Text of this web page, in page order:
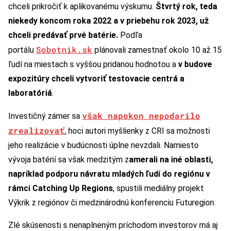
chceli prikročiť k aplikovanému výskumu. Štvrtý rok, teda
niekedy koncom roka 2022 a v priebehu rok 2023, už
chceli predávať prvé batérie. Podľa
portálu Sobotnik.sk plánovali zamestnať okolo 10 až 15
ľudí na miestach s vyššou pridanou hodnotou a v budove
expozitúry chceli vytvoriť testovacie centrá a
laboratóriá.
Investičný zámer sa však napokon nepodarilo
zrealizovať, hoci autori myšlienky z CRI sa možnosti
jeho realizácie v budúcnosti úplne nevzdali. Namiesto
vývoja batérií sa však medzitým zamerali na iné oblasti,
napríklad podporu návratu mladých ľudí do regiónu v
rámci Catching Up Regions, spustili mediálny projekt
Výkrik z regiónov či medzinárodnú konferenciu Futuregion.
Zlé skúsenosti s nenaplneným príchodom investorov má aj